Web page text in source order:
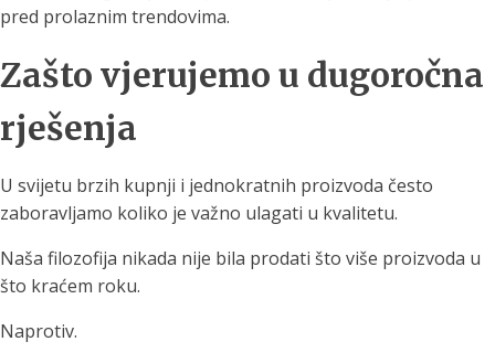
pred prolaznim trendovima.
Zašto vjerujemo u dugoročna
rješenja
U svijetu brzih kupnji i jednokratnih proizvoda često
zaboravljamo koliko je važno ulagati u kvalitetu.
Naša filozofija nikada nije bila prodati što više proizvoda u
što kraćem roku.
Naprotiv.